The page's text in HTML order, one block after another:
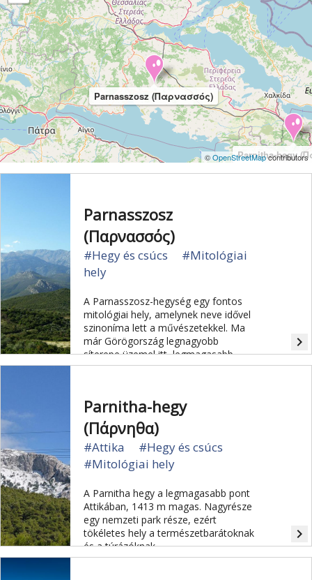
Parnitha-hegy
Parnasszosz (Παρνασσός)
©OpenStreetMapcontributors
Parnasszosz
(Παρνασσός)
#Hegy és csúcs
#Mitológiai
hely
A Parnasszosz-hegység egy fontos
mitológiai hely, amelynek neve idővel
szinoníma lett a művészetekkel. Ma
már Görögország legnagyobb
síterepe üzemel itt, legmagasabb
pontja 2457 méter.
navigate_next
Parnitha-hegy
(Πάρνηθα)
#Attika
#Hegy és csúcs
#Mitológiai hely
A Parnitha hegy a legmagasabb pont
Attikában, 1413 m magas. Nagyrésze
egy nemzeti park része, ezért
tökéletes hely a természetbarátoknak
és a túrázóknak.
navigate_next